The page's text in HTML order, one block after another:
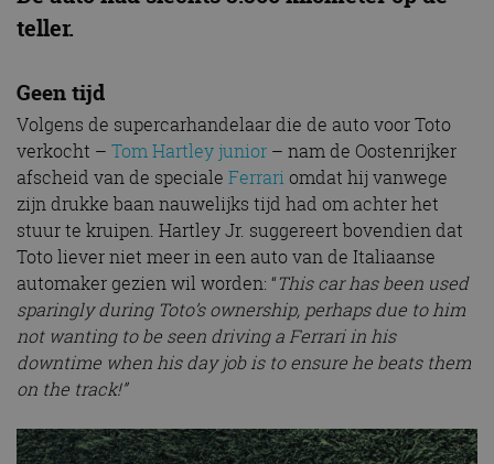
teller.
Geen tijd
Volgens de supercarhandelaar die de auto voor Toto
verkocht – Tom Hartley junior – nam de Oostenrijker
afscheid van de speciale Ferrari omdat hij vanwege
zijn drukke baan nauwelijks tijd had om achter het
stuur te kruipen. Hartley Jr. suggereert bovendien dat
Toto liever niet meer in een auto van de Italiaanse
automaker gezien wil worden: “This car has been used
sparingly during Toto’s ownership, perhaps due to him
not wanting to be seen driving a Ferrari in his
downtime when his day job is to ensure he beats them
on the track!”